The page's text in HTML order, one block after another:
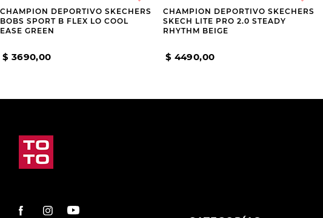
CHAMPION DEPORTIVO SKECHERS
BOBS SPORT B FLEX LO COOL
EASE GREEN
$ 3690,00
CHAMPION DEPORTIVO SKECHERS
SKECH LITE PRO 2.0 STEADY
RHYTHM BEIGE
$ 4490,00